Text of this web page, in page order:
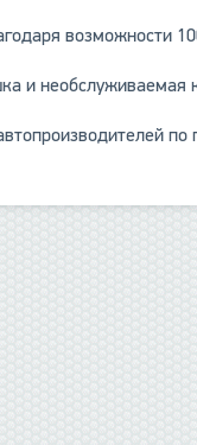
возможности
и необслуживаемая
по